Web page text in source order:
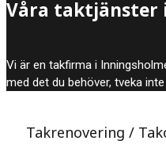
Våra taktjänster
Vi är en takfirma i
med det du behöver, tveka
Takrenovering /